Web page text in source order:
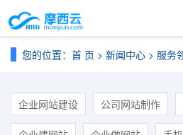
您的位置： 首 页 > 新闻中心 > 服务
企业网站建设 公司网站制作